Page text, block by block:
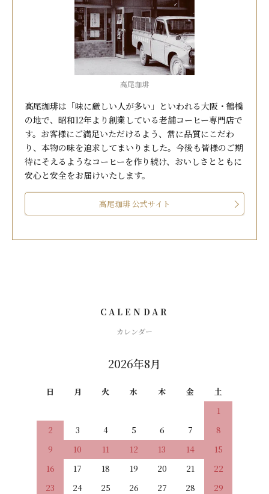
高尾珈琲
高尾珈琲は「味に厳しい人が多い」といわれる大阪・鶴橋
の地で、昭和12年より創業している老舗コーヒー専門店で
す。お客様にご満足いただけるよう、常に品質にこだわ
り、本物の味を追求してまいりました。今後も皆様のご期
待にそえるようなコーヒーを作り続け、おいしさとともに
安心と安全をお届けいたします。
高尾珈琲 公式サイト
CALENDAR
カレンダー
2026年8月
日 月 火 水 木 金
土
1
2
3 4 5 6 7
8
9
10 11 12 13 14
15
16
17 18 19 20 21
22
23
24 25 26 27 28
29